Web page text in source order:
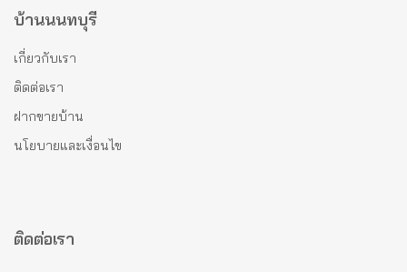
บ้านนนทบุรี
เกี่ยวกับเรา
ติดต่อเรา
ฝากขายบ้าน
นโยบายและเงื่อนไข
ติดต่อเรา